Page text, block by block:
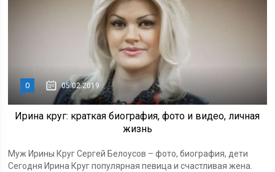
0 05.02.2019
Ирина круг: краткая биография, фото и видео, личная
жизнь
Муж Ирины Круг Сергей Белоусов – фото, биография, дети
Сегодня Ирина Круг популярная певица и счастливая жена.